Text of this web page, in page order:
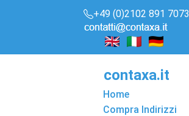
+49 (0)2102 891 7073
contaxa.it
Home
Compra Indirizzi